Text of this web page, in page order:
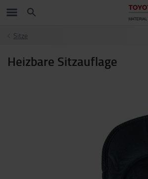
Sitze
Heizbare Sitzauflage